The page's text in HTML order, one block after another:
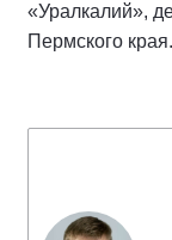
«Уралкалий»,
Пермского края.